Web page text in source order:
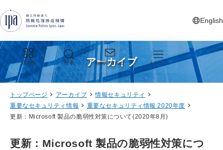
English
新しいタ
目的別 検索 お問い合わせ メニュー
アーカイブ
トップページ アーカイブ
情報セキュリティ
重要なセキュリティ情報
重要なセキュリティ情報 2020年度
更新：Microsoft 製品の脆弱性対策について(2020年8月)
更新：Microsoft 製品の脆弱性対策につ